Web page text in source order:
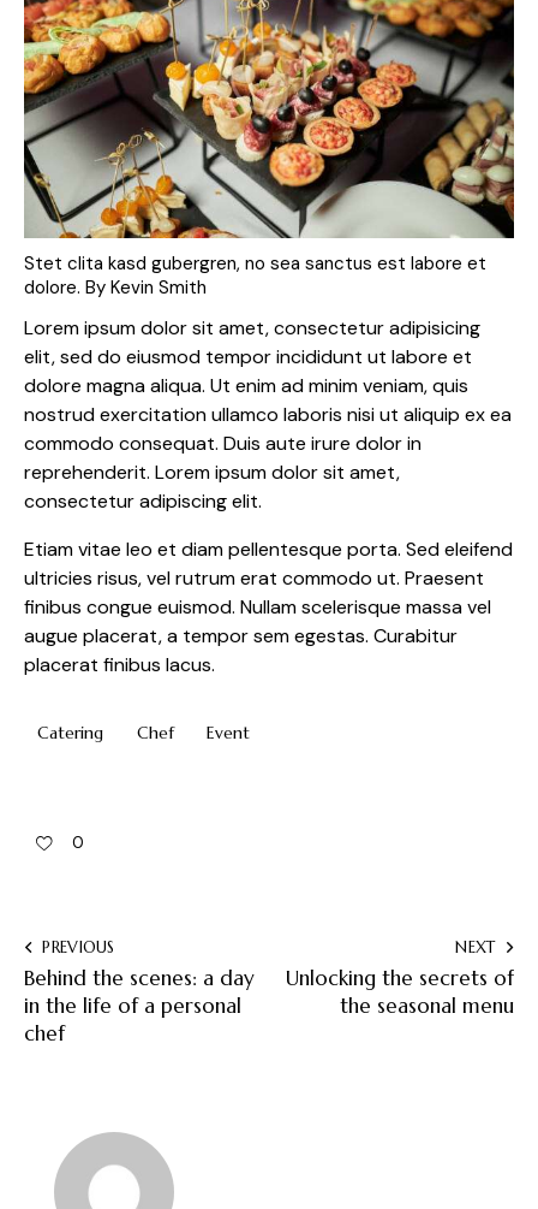
Stet clita kasd gubergren, no sea sanctus est labore et
dolore. By Kevin Smith
Lorem ipsum dolor sit amet, consectetur adipisicing
elit, sed do eiusmod tempor incididunt ut labore et
dolore magna aliqua. Ut enim ad minim veniam, quis
nostrud exercitation ullamco laboris nisi ut aliquip ex ea
commodo consequat. Duis aute irure dolor in
reprehenderit. Lorem ipsum dolor sit amet,
consectetur adipiscing elit.
Etiam vitae leo et diam pellentesque porta. Sed eleifend
ultricies risus, vel rutrum erat commodo ut. Praesent
finibus congue euismod. Nullam scelerisque massa vel
augue placerat, a tempor sem egestas. Curabitur
placerat finibus lacus.
Catering Chef Event
0
PREVIOUS
Behind the scenes: a day
in the life of a personal
chef
NEXT
Unlocking the secrets of
the seasonal menu